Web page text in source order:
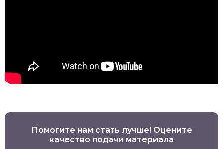
Помогите нам стать лучше! Оцените
качество подачи материала